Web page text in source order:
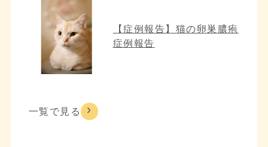
【症例報告】猫の卵巣膿疱
症例報告
一覧で見る